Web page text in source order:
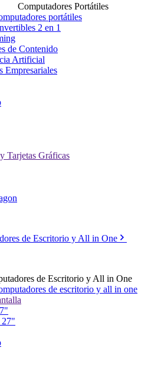
Computadores Portátiles
portátiles
2 en 1
de Contenido
Artificial
Empresariales
Tarjetas Gráficas
de Escritorio y All in One
de Escritorio y All in One
de escritorio y all in one
27"